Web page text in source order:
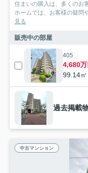
住まいの購入は、多くのお
ホームでは、お客様の疑問
見る
販売中の部屋
405
4,680万
99.14
過去掲載
中古マンション